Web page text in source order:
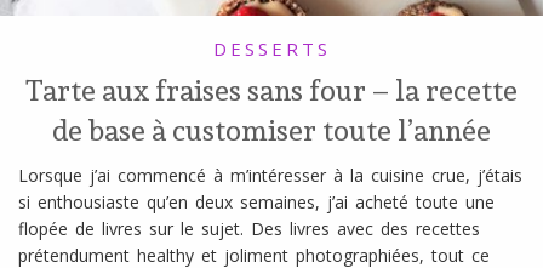
DESSERTS
Tarte aux fraises sans four – la recette
de base à customiser toute l’année
Lorsque j’ai commencé à m’intéresser à la cuisine crue, j’étais
si enthousiaste qu’en deux semaines, j’ai acheté toute une
flopée de livres sur le sujet. Des livres avec des recettes
prétendument healthy et joliment photographiées, tout ce